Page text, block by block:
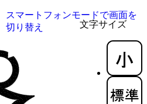
文字サイズ
スマートフォンモードで画面を
切り替え